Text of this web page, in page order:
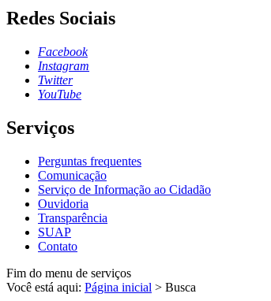
Redes Sociais
Facebook
Instagram
Twitter
YouTube
Serviços
Perguntas frequentes
Comunicação
Serviço de Informação ao Cidadão
Ouvidoria
Transparência
SUAP
Contato
Fim do menu de serviços
Você está aqui: Página inicial > Busca